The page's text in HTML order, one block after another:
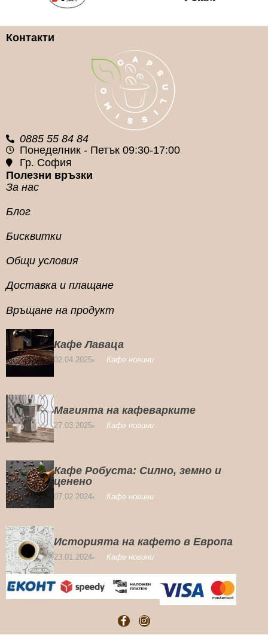
КАФЕ МАШИНИ
КАФЕ МАШИНИ
Gaggia
Контакти
0885 55 84 84
Понеделник - Петък 09:30-17:00
Гр. София
Полезни връзки
За нас
Блог
Бисквитки
Общи условия
Доставка и плащане
Връщане на продукт
Кафе Лаваца
02.04.2025 Кафе новини
Магията на кафеварките
27.03.2025 Кафе новини
Кафе Робуста: Силно, земно и
ценено
07.02.2024 Кафе новини
Историята на кафето в Европа
23.01.2024 Кафе новини